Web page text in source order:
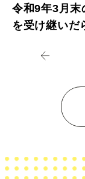
令和9年3月末
を受け継いだ